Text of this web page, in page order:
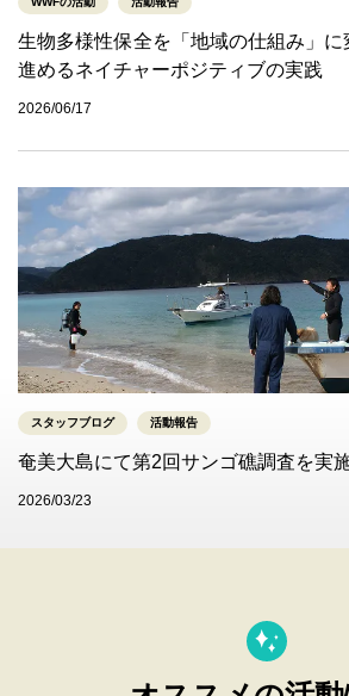
生物多様性保全を「地域の仕組み」
進めるネイチャーポジティブの実践
2026/06/17
スタッフブログ 活動報告
奄美大島にて第2回サンゴ礁調査を実施
2026/03/23